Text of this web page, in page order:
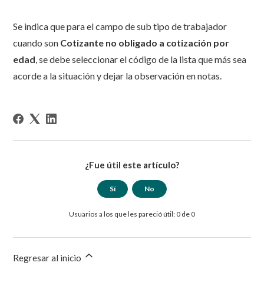
Se indica que para el campo de sub tipo de trabajador
cuando son Cotizante no obligado a cotización por
edad, se debe seleccionar el código de la lista que más sea
acorde a la situación y dejar la observación en notas.
¿Fue útil este artículo?
Sí No
Usuarios a los que les pareció útil: 0 de 0
Regresar al inicio